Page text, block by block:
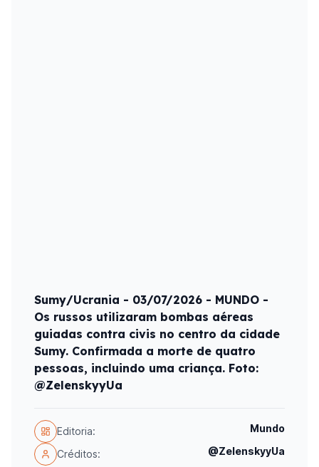
Sumy/Ucrania - 03/07/2026 - MUNDO -
Os russos utilizaram bombas aéreas
guiadas contra civis no centro da cidade
Sumy. Confirmada a morte de quatro
pessoas, incluindo uma criança. Foto:
@ZelenskyyUa
Editoria: Mundo
Créditos:
@ZelenskyyUa